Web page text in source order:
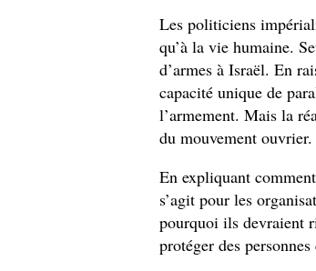
Les politiciens
qu’à la vie humaine.
d’armes à Israël. En
capacité unique de
l’armement. Mais la
du mouvement ouvrier.
En expliquant
s’agit pour les
pourquoi ils devraient
protéger des